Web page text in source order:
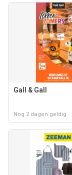
Gall & Gall
Nog 2 dagen geldig